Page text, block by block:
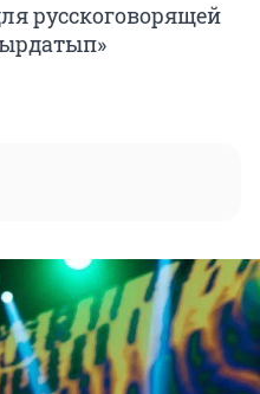
русскоговорящей